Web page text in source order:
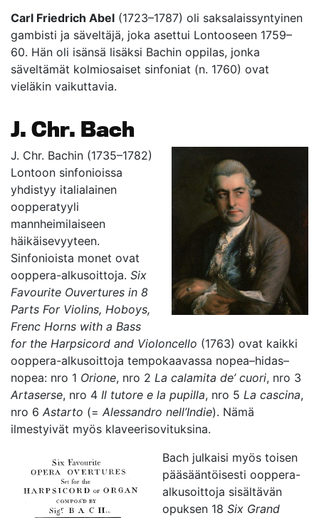
Carl Friedrich Abel (1723–1787) oli saksalaissyntyinen
gambisti ja säveltäjä, joka asettui Lontooseen 1759–
60. Hän oli isänsä lisäksi Bachin oppilas, jonka
säveltämät kolmiosaiset sinfoniat (n. 1760) ovat
vieläkin vaikuttavia.
J. Chr. Bach
J. Chr. Bachin (1735–1782)
Lontoon sinfonioissa
yhdistyy italialainen
oopperatyyli
mannheimilaiseen
häikäisevyyteen.
Sinfonioista monet ovat
ooppera-alkusoittoja. Six
Favourite Ouvertures in 8
Parts For Violins, Hoboys,
Frenc Horns with a Bass
for the Harpsicord and Violoncello (1763) ovat kaikki
ooppera-alkusoittoja tempokaavassa nopea–hidas–
nopea: nro 1 Orione, nro 2 La calamita de’ cuori, nro 3
Artaserse, nro 4 Il tutore e la pupilla, nro 5 La cascina,
nro 6 Astarto (= Alessandro nell’Indie). Nämä
ilmestyivät myös klaveerisovituksina.
Bach julkaisi myös toisen
pääsääntöisesti ooppera-
alkusoittoja sisältävän
opuksen 18 Six Grand